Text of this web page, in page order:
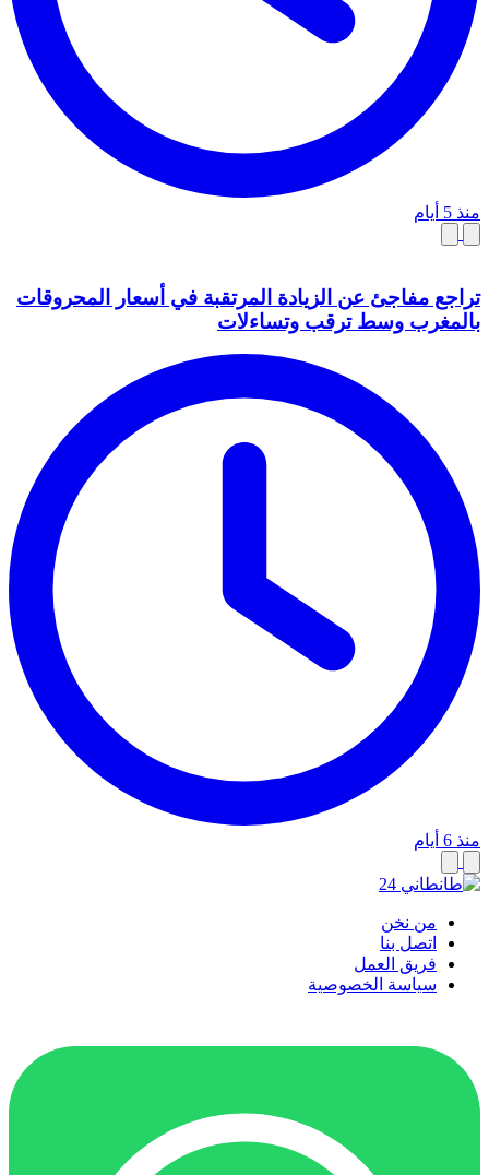
منذ 5 أيام
تراجع مفاجئ عن الزيادة المرتقبة في أسعار المحروقات
بالمغرب وسط ترقب وتساءلات
منذ 6 أيام
من نخن
اتصل بنا
فريق العمل
سياسة الخصوصية